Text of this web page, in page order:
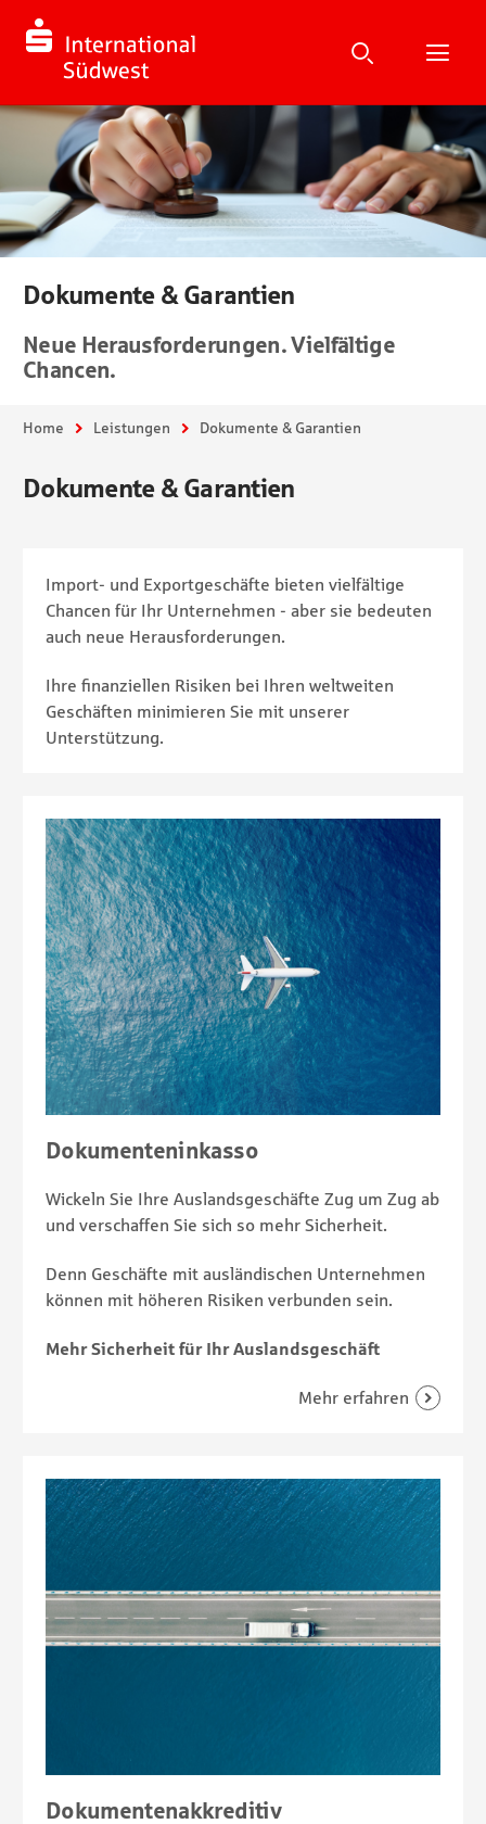
Suche
Suche
Dokumente & Garantien
Neue Herausforderungen. Vielfältige
Chancen.
Sie sind hier:
Home Leistungen Dokumente & Garantien
Dokumente & Garantien
Import- und Exportgeschäfte bieten vielfältige
Chancen für Ihr Unternehmen - aber sie bedeuten
auch neue Herausforderungen.
Ihre finanziellen Risiken bei Ihren weltweiten
Geschäften minimieren Sie mit unserer
Unterstützung.
Dokumenteninkasso
Wickeln Sie Ihre Auslandsgeschäfte Zug um Zug ab
und verschaffen Sie sich so mehr Sicherheit.
Denn Geschäfte mit ausländischen Unternehmen
können mit höheren Risiken verbunden sein.
Mehr Sicherheit für Ihr Auslandsgeschäft
Dokumentenakkreditiv